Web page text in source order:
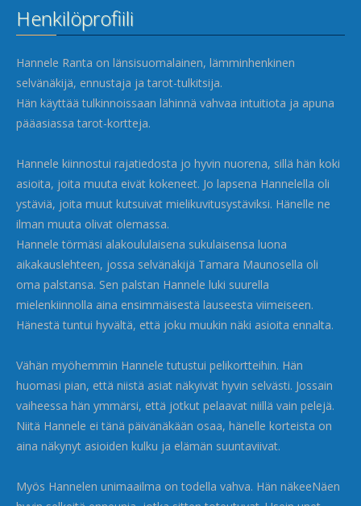
Henkilöprofiili
Hannele Ranta on länsisuomalainen, lämminhenkinen
selvänäkijä, ennustaja ja tarot-tulkitsija.
Hän käyttää tulkinnoissaan lähinnä vahvaa intuitiota ja apuna
pääasiassa tarot-kortteja.
Hannele kiinnostui rajatiedosta jo hyvin nuorena, sillä hän koki
asioita, joita muuta eivät kokeneet. Jo lapsena Hannelella oli
ystäviä, joita muut kutsuivat mielikuvitusystäviksi. Hänelle ne
ilman muuta olivat olemassa.
Hannele törmäsi alakoululaisena sukulaisensa luona
aikakauslehteen, jossa selvänäkijä Tamara Maunosella oli
oma palstansa. Sen palstan Hannele luki suurella
mielenkiinnolla aina ensimmäisestä lauseesta viimeiseen.
Hänestä tuntui hyvältä, että joku muukin näki asioita ennalta.
Vähän myöhemmin Hannele tutustui pelikortteihin. Hän
huomasi pian, että niistä asiat näkyivät hyvin selvästi. Jossain
vaiheessa hän ymmärsi, että jotkut pelaavat niillä vain pelejä.
Niitä Hannele ei tänä päivänäkään osaa, hänelle korteista on
aina näkynyt asioiden kulku ja elämän suuntaviivat.
Myös Hannelen unimaailma on todella vahva. Hän näkeeNäen